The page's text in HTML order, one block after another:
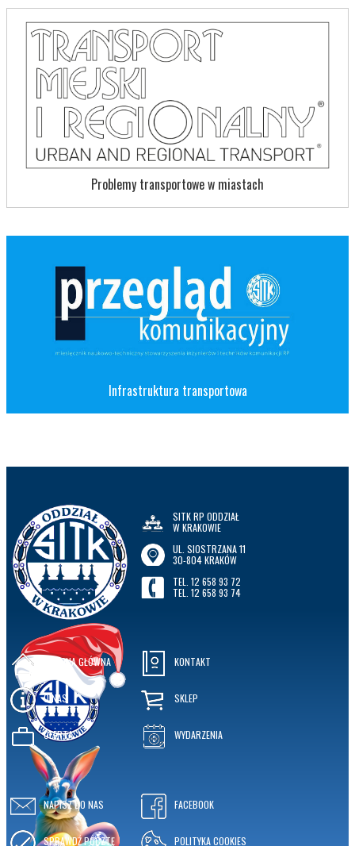
Problemy transportowe w miastach
Infrastruktura transportowa
SITK RP ODDZIAŁ
W KRAKOWIE
UL. SIOSTRZANA 11
30-804 KRAKÓW
TEL. 12 658 93 72
TEL. 12 658 93 74
STRONA GŁÓWNA
O NAS
OFERTA
KONTAKT
SKLEP
WYDARZENIA
NAPISZ DO NAS
SPRAWDŹ POCZTĘ
FACEBOOK
POLITYKA COOKIES